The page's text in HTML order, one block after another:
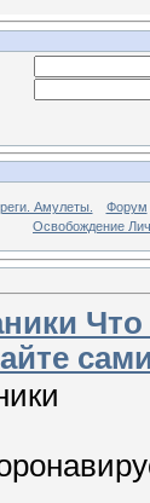
Амулеты. Форум
Освобождение